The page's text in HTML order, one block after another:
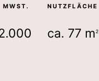
MWST. NUTZFLÄCHE
ca. 77 m2